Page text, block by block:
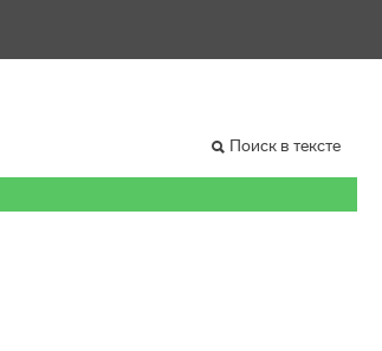
Поиск в тексте